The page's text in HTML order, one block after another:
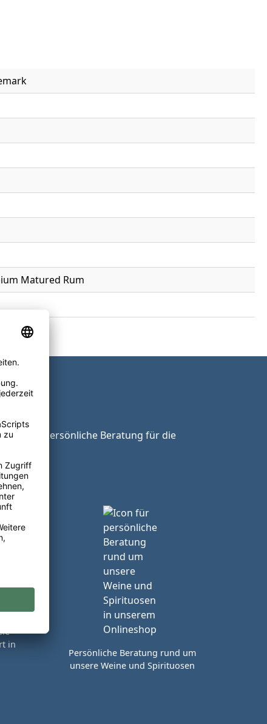
Matured Rum
unsere persönliche Beratung für die
in
Persönliche Beratung rund um
unsere Weine und Spirituosen